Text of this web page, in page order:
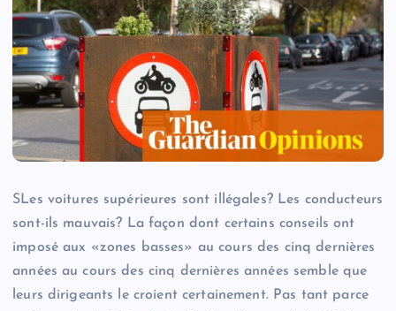
SLes voitures supérieures sont illégales? Les conducteurs
sont-ils mauvais? La façon dont certains conseils ont
imposé aux «zones basses» au cours des cinq dernières
années au cours des cinq dernières années semble que
leurs dirigeants le croient certainement. Pas tant parce